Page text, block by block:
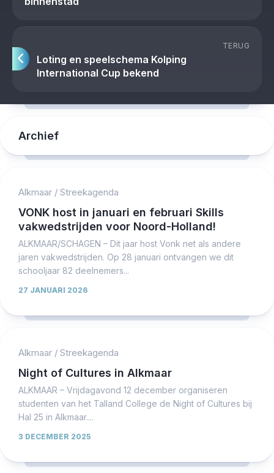
TERUG
Loting en speelschema Kolping
International Cup bekend
Archief
Alkmaar / Streekagenda
VONK host in januari en februari Skills
vakwedstrijden voor Noord-Holland!
ALKMAAR/SCHAGEN – Dit jaar host Vonk net als andere
jaren vakwedstrijden. Op 28 januari ontvangen we dit
schooljaar 82 deelnemers...
27 JANUARI 2026
Alkmaar / Streekagenda
Night of Cultures in Alkmaar
ALKMAAR – Vrijdagavond 12 december organiseren
studenten van het Talland College de Night of Cultures bij
Hal 25 in Alkmaar....
3 DECEMBER 2025